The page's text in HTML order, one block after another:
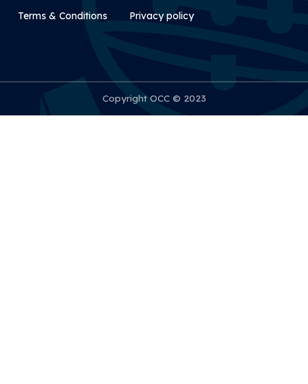
Rodapé Secundário
Terms & Conditions Privacy policy
Copyright OCC © 2023